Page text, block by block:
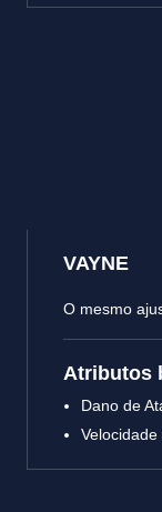
VAYNE
O mesmo
Atributos
Dano de